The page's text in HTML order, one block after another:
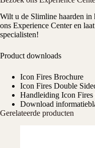
Wilt u de Slimline haarden in
ons Experience Center en
specialisten!
Product downloads
Icon Fires Brochure
Icon Fires Double
Handleiding Icon
Download
Gerelateerde producten